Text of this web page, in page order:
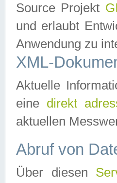
Source Projekt
und erlaubt
Anwendung zu
XML-
Aktuelle
eine direkt
aktuellen
Abruf von
Über diesen